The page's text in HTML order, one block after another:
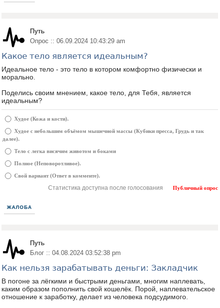
Путь
Опрос :: 06.09.2024 10:43:29 am
Какое тело является идеальным?
Идеальное тело - это тело в котором комфортно физически и
морально.
Поделись своим мнением, какое тело, для Тебя, является
идеальным?
Худое (Кожа и кости).
Худое с небольшим объёмом мышечной массы (Кубики пресса, Грудь и так
далее).
Тело с легка висячим животом и боками
Полное (Неповоротливое).
Свой вариант (Ответ в комменте).
Статистика доступна после голосования Публичный опрос
ЖАЛОБА
Путь
Блог :: 04.08.2024 03:52:38 pm
Как нельзя зарабатывать деньги: Закладчик
В погоне за лёгкими и быстрыми деньгами, многим наплевать,
каким образом пополнить свой кошелёк. Порой, наплевательское
отношение к заработку, делает из человека подсудимого.